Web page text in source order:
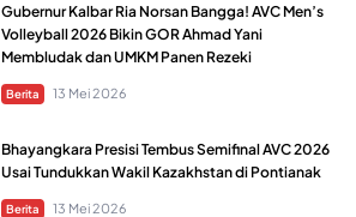
Gubernur Kalbar Ria Norsan Bangga! AVC Men’s
Volleyball 2026 Bikin GOR Ahmad Yani
Membludak dan UMKM Panen Rezeki
Berita 13 Mei 2026
Bhayangkara Presisi Tembus Semifinal AVC 2026
Usai Tundukkan Wakil Kazakhstan di Pontianak
Berita 13 Mei 2026